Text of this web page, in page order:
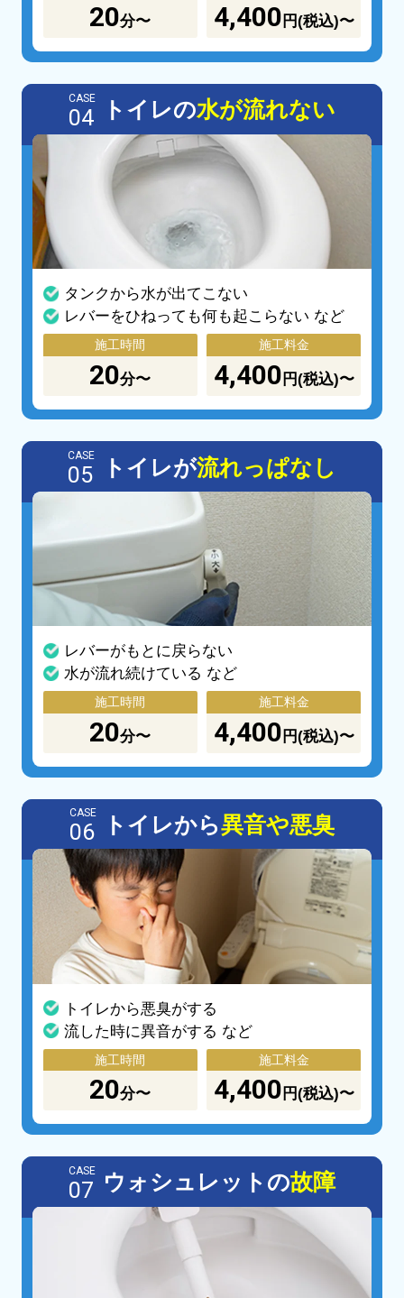
20分〜 4,400 円(税込)〜
CASE
04 トイレの水が流れない
タンクから水が出てこない
レバーをひねっても何も起こらない など
施工時間
20分〜
施工料金
4,400 円(税込)〜
CASE
05 トイレが流れっぱなし
レバーがもとに戻らない
水が流れ続けている など
施工時間
20分〜
施工料金
4,400 円(税込)〜
CASE
06 トイレから異音や悪臭
トイレから悪臭がする
流した時に異音がする など
施工時間
20分〜
施工料金
4,400 円(税込)〜
CASE
07 ウォシュレットの故障